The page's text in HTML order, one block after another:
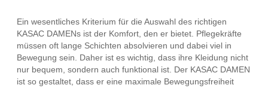
Ein wesentliches Kriterium für die Auswahl des richtigen
KASAC DAMENs ist der Komfort, den er bietet. Pflegekräfte
müssen oft lange Schichten absolvieren und dabei viel in
Bewegung sein. Daher ist es wichtig, dass ihre Kleidung nicht
nur bequem, sondern auch funktional ist. Der KASAC DAMEN
ist so gestaltet, dass er eine maximale Bewegungsfreiheit